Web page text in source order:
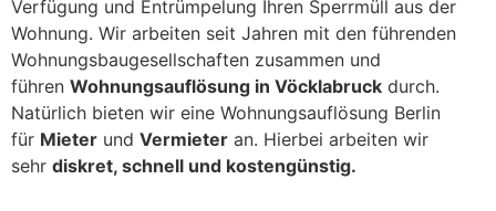
Verfügung und Entrümpelung Ihren Sperrmüll aus der
Wohnung. Wir arbeiten seit Jahren mit den führenden
Wohnungsbaugesellschaften zusammen und
führen Wohnungsauflösung in Vöcklabruck durch.
Natürlich bieten wir eine Wohnungsauflösung Berlin
für Mieter und Vermieter an. Hierbei arbeiten wir
sehr diskret, schnell und kostengünstig.